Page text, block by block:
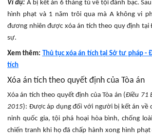
Ví dụ: A bị kết án 6 tháng tù về tội đánh bạc.
hình phạt và 1 năm trôi qua mà A không vi
đương nhiên được xóa án tích theo quy định tại
sự.
Xem thêm: Thủ tục xóa án tích tại Sở tư pháp -
tích
Xóa án tích theo quyết định của Tòa án
Xóa án tích theo quyết định của Tòa án (Điều 71
2015): Được áp dụng đối với người bị kết án về
ninh quốc gia, tội phá hoại hòa bình, chống
chiến tranh khi họ đã chấp hành xong hình